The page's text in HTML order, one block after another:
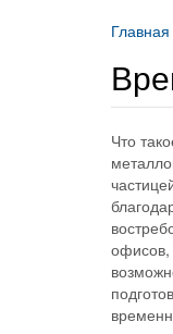
Главная
Что
офисов,